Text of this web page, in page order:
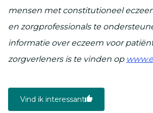
mensen met constitutioneel
en zorgprofessionals te
informatie over eczeem voor
zorgverleners is te vinden op
Vind ik interessant